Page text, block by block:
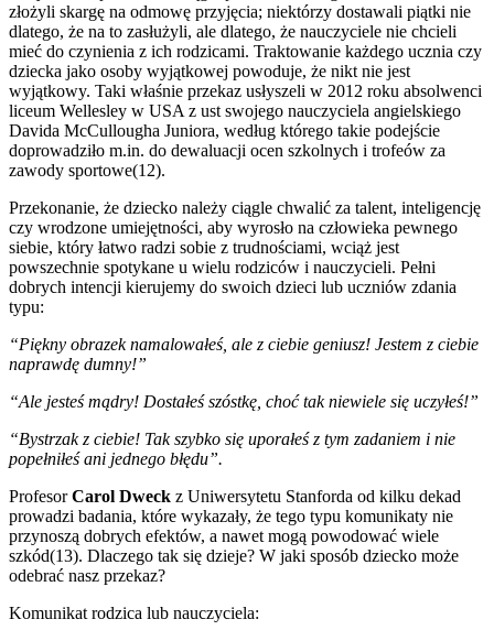
złożyli skargę na odmowę przyjęcia; niektórzy dostawali piątki nie
dlatego, że na to zasłużyli, ale dlatego, że nauczyciele nie chcieli
mieć do czynienia z ich rodzicami. Traktowanie każdego ucznia czy
dziecka jako osoby wyjątkowej powoduje, że nikt nie jest
wyjątkowy. Taki właśnie przekaz usłyszeli w 2012 roku absolwenci
liceum Wellesley w USA z ust swojego nauczyciela angielskiego
Davida McCullougha Juniora, według którego takie podejście
doprowadziło m.in. do dewaluacji ocen szkolnych i trofeów za
zawody sportowe(12).
Przekonanie, że dziecko należy ciągle chwalić za talent, inteligencję
czy wrodzone umiejętności, aby wyrosło na człowieka pewnego
siebie, który łatwo radzi sobie z trudnościami, wciąż jest
powszechnie spotykane u wielu rodziców i nauczycieli. Pełni
dobrych intencji kierujemy do swoich dzieci lub uczniów zdania
typu:
“Piękny obrazek namalowałeś, ale z ciebie geniusz! Jestem z ciebie
naprawdę dumny!”
“Ale jesteś mądry! Dostałeś szóstkę, choć tak niewiele się uczyłeś!”
“Bystrzak z ciebie! Tak szybko się uporałeś z tym zadaniem i nie
popełniłeś ani jednego błędu”.
ProfesorCarol Dweck z Uniwersytetu Stanforda od kilku dekad
prowadzi badania, które wykazały, że tego typu komunikaty nie
przynoszą dobrych efektów, a nawet mogą powodować wiele
szkód(13). Dlaczego tak się dzieje? W jaki sposób dziecko może
odebrać nasz przekaz?
Komunikat rodzica lub nauczyciela: